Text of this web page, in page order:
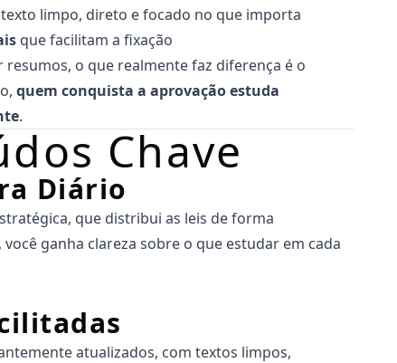
limpo, direto e focado no que importa
que facilitam a fixação
o que realmente faz diferença é o
quem conquista a aprovação estuda
.
Chave
Diário
que distribui as leis de forma
ganha clareza sobre o que estudar em cada
atualizados, com textos limpos,